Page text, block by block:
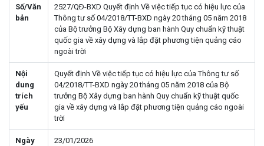
Số/Văn
bản
2527/QÐ-BXD Quyết định Về việc tiếp tục có hiệu lực của
Thông tư số 04/2018/TT-BXD ngày 20 tháng 05 năm 2018
của Bộ trưởng Bộ Xây dựng ban hành Quy chuẩn kỹ thuật
quốc gia về xây dựng và lắp đặt phương tiện quảng cáo
ngoài trời
Nội
dung
trích
yếu
Quyết định Về việc tiếp tục có hiệu lực của Thông tư số
04/2018/TT-BXD ngày 20 tháng 05 năm 2018 của Bộ
trưởng Bộ Xây dựng ban hành Quy chuẩn kỹ thuật quốc
gia về xây dựng và lắp đặt phương tiện quảng cáo ngoài
trời
Ngày
23/01/2026